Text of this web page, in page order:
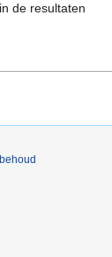
de resultaten